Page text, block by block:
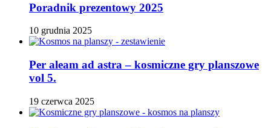
Poradnik prezentowy 2025
10 grudnia 2025
Per aleam ad astra – kosmiczne gry planszowe
vol 5.
19 czerwca 2025